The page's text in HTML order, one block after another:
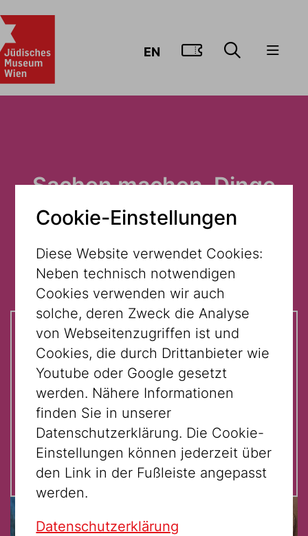
EN ZUM
Sachen machen. Dinge
für's Ausruhen.
Museum Dorotheergasse
Auf einen Blick:
Für Kinder von 10 - 12 Jahren
Im Rahmen der Kinderunikunst.
Cookie-Einstellungen
Diese Website verwendet Cookies:
Neben technisch notwendigen
Cookies verwenden wir auch
solche, deren Zweck die Analyse
von Webseitenzugriffen ist und
Cookies, die durch Drittanbieter wie
Youtube oder Google gesetzt
werden. Nähere Informationen
finden Sie in unserer
Datenschutzerklärung. Die Cookie-
Einstellungen können jederzeit über
den Link in der Fußleiste angepasst
werden.
Datenschutzerklärung